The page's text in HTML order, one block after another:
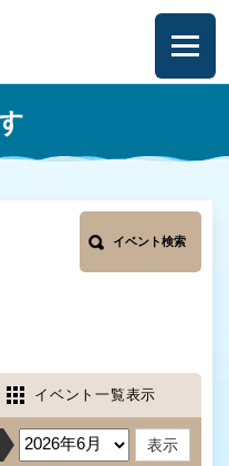
て本文へ
イベント検索
イベント一覧表示